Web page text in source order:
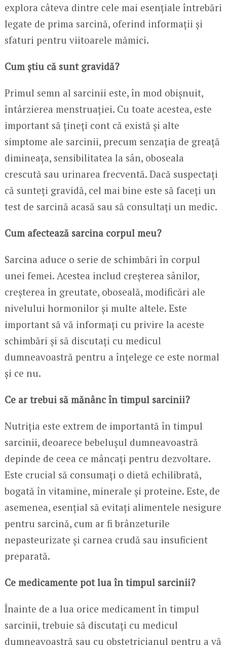
explora câteva dintre cele mai esențiale întrebări
legate de prima sarcină, oferind informații și
sfaturi pentru viitoarele mămici.
Cum știu că sunt gravidă?
Primul semn al sarcinii este, în mod obișnuit,
întârzierea menstruației. Cu toate acestea, este
important să țineți cont că există și alte
simptome ale sarcinii, precum senzația de greață
dimineața, sensibilitatea la sân, oboseala
crescută sau urinarea frecventă. Dacă suspectați
că sunteți gravidă, cel mai bine este să faceți un
test de sarcină acasă sau să consultați un medic.
Cum afectează sarcina corpul meu?
Sarcina aduce o serie de schimbări în corpul
unei femei. Acestea includ creșterea sânilor,
creșterea în greutate, oboseală, modificări ale
nivelului hormonilor și multe altele. Este
important să vă informați cu privire la aceste
schimbări și să discutați cu medicul
dumneavoastră pentru a înțelege ce este normal
și ce nu.
Ce ar trebui să mănânc în timpul sarcinii?
Nutriția este extrem de importantă în timpul
sarcinii, deoarece bebelușul dumneavoastră
depinde de ceea ce mâncați pentru dezvoltare.
Este crucial să consumați o dietă echilibrată,
bogată în vitamine, minerale și proteine. Este, de
asemenea, esențial să evitați alimentele nesigure
pentru sarcină, cum ar fi brânzeturile
nepasteurizate și carnea crudă sau insuficient
preparată.
Ce medicamente pot lua în timpul sarcinii?
Înainte de a lua orice medicament în timpul
sarcinii, trebuie să discutați cu medicul
dumneavoastră sau cu obstetricianul pentru a vă